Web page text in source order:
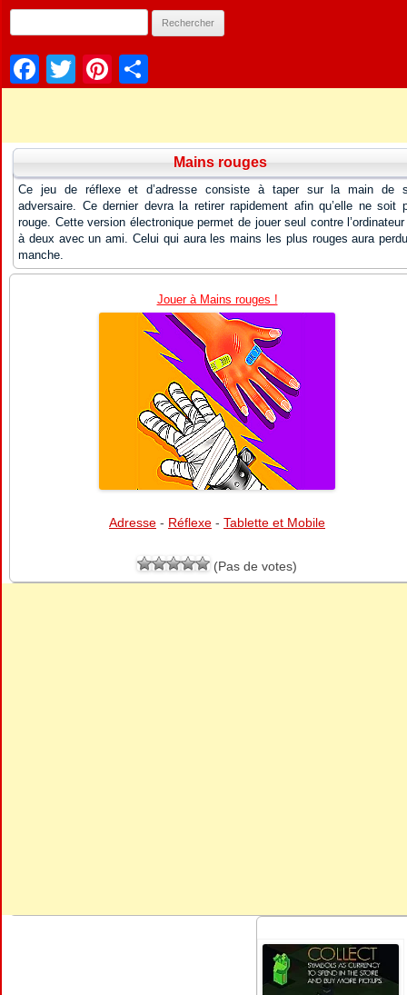
Facebook
TwitterPinterest
Mains rouges
Ce jeu de réflexe et d’adresse consiste à taper sur la main de
adversaire. Ce dernier devra la retirer rapidement afin qu’elle ne soit
rouge. Cette version électronique permet de jouer seul contre
à deux avec un ami. Celui qui aura les mains les plus rouges aura
manche.
Jouer à Mains rouges !
Adresse - Réflexe - Tablette et Mobile
(Pas de votes)